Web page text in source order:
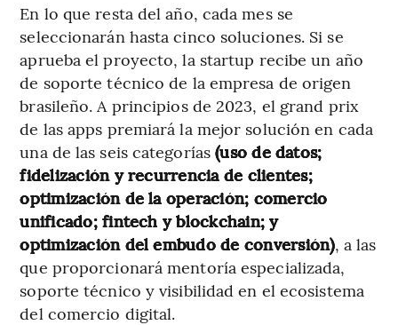
En lo que resta del año, cada mes se
seleccionarán hasta cinco soluciones. Si se
aprueba el proyecto, la startup recibe un año
de soporte técnico de la empresa de origen
brasileño. A principios de 2023, el grand prix
de las apps premiará la mejor solución en cada
una de las seis categorías(uso de datos;
fidelización y recurrencia de clientes;
optimización de la operación; comercio
unificado; fintech y blockchain; y
optimización del embudo de conversión), a las
que proporcionará mentoría especializada,
soporte técnico y visibilidad en el ecosistema
del comercio digital.